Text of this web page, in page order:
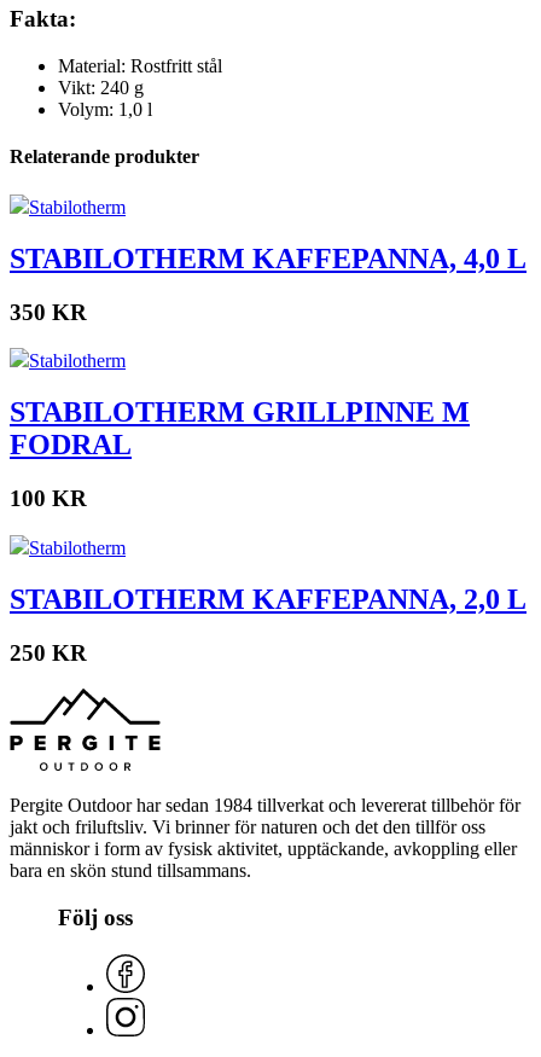
Fakta:
Material: Rostfritt stål
Vikt: 240 g
Volym: 1,0 l
Relaterande produkter
Stabilotherm
STABILOTHERM KAFFEPANNA, 4,0 L
350 KR
Stabilotherm
STABILOTHERM GRILLPINNE M
FODRAL
100 KR
Stabilotherm
STABILOTHERM KAFFEPANNA, 2,0 L
250 KR
Pergite Outdoor har sedan 1984 tillverkat och levererat tillbehör för
jakt och friluftsliv. Vi brinner för naturen och det den tillför oss
människor i form av fysisk aktivitet, upptäckande, avkoppling eller
bara en skön stund tillsammans.
Följ oss